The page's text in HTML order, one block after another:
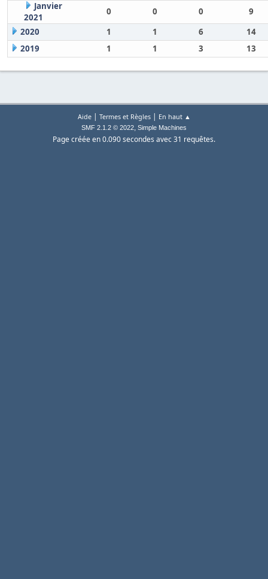
Janvier
2021
0 0 0
9
2020
1 1 6
14
2019
1 1 3 13
Aide| Termes et Règles| En haut ▲
SMF 2.1.2 © 2022, Simple Machines
Page créée en 0.090 secondes avec 31 requêtes.